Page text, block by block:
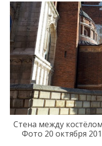
Стена между
Фото 20 октября